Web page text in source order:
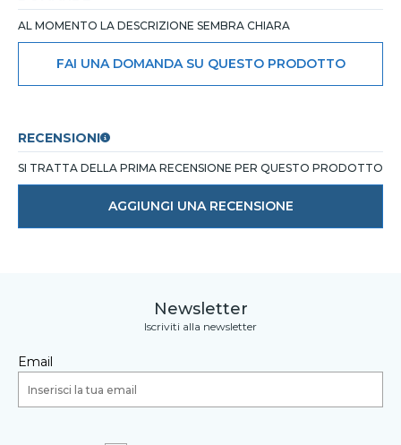
AL MOMENTO LA DESCRIZIONE SEMBRA CHIARA
FAI UNA DOMANDA SU QUESTO PRODOTTO
RECENSIONI
SI TRATTA DELLA PRIMA RECENSIONE PER QUESTO PRODOTTO
AGGIUNGI UNA RECENSIONE
Newsletter
Iscriviti alla newsletter
Email